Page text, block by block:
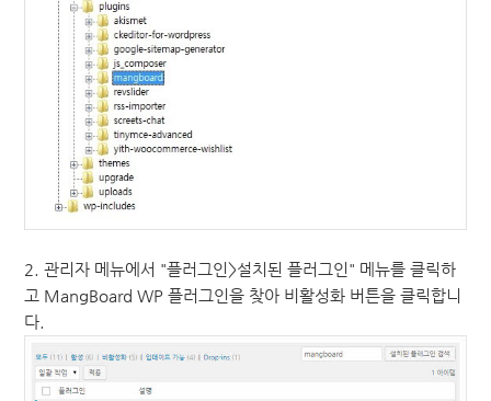
2. 관리자 메뉴에서 "플러그인>설치된 플러그인" 메뉴를 클릭하
고 MangBoard WP 플러그인을 찾아 비활성화 버튼을 클릭합니
다.